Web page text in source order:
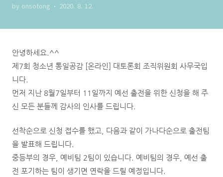
by onsotong 2020. 8. 12.
안녕하세요.^^
제7회 청소년 통일공감 [온라인] 대토론회 조직위원회 사무국입
니다.
먼저 지난 8월7일부터 11일까지 예선 출전을 위한 신청을 해 주
신 모든 분들께 감사의 인사를 드립니다.
선착순으로 신청 접수를 했고, 다음과 같이 가나다순으로 출전팀
을 발표해 드립니다.
중등부의 경우, 예비팀 2팀이 있습니다. 예비팀의 경우, 예선 출
전 포기하는 팀이 생기면 연락을 드릴 예정입니다.